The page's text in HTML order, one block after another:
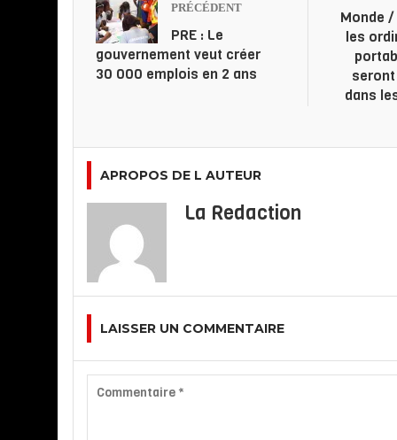
PRÉCÉDENT
PRE : Le
gouvernement veut créer
30 000 emplois en 2 ans
Monde
les
dans
APROPOS DE L AUTEUR
La Redaction
LAISSER UN COMMENTAIRE